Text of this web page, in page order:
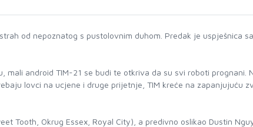
od nepoznatog s pustolovnim duhom. Predak je uspješnica
android TIM-21 se budi te otkriva da su svi roboti prognani.
lovci na ucjene i druge prijetnje, TIM kreće na zapanjujuću
Okrug Essex, Royal City), a predivno oslikao Dustin